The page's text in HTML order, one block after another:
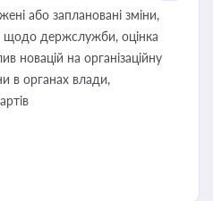
або заплановані зміни,
щодо держслужби, оцінка
новацій на організаційну
в органах влади,